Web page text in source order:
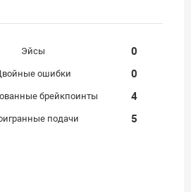
Эйсы
0
ошибки
0
брейкпоинты
4
подачи 5